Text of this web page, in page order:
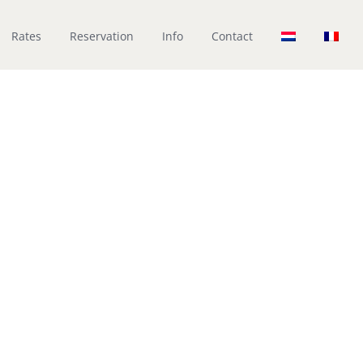
Rates Reservation Info Contact